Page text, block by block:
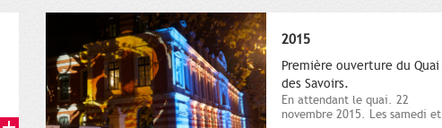
2015
Première ouverture du Quai
des Savoirs.
En attendant le quai. 22
novembre 2015. Les samedi et